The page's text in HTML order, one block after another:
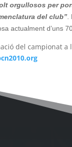
orgullosos per
del club”.
actualment d’uns
del campionat a